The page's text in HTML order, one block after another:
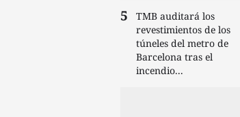
TMB auditará los
revestimientos de los
túneles del metro de
Barcelona tras el
incendio...